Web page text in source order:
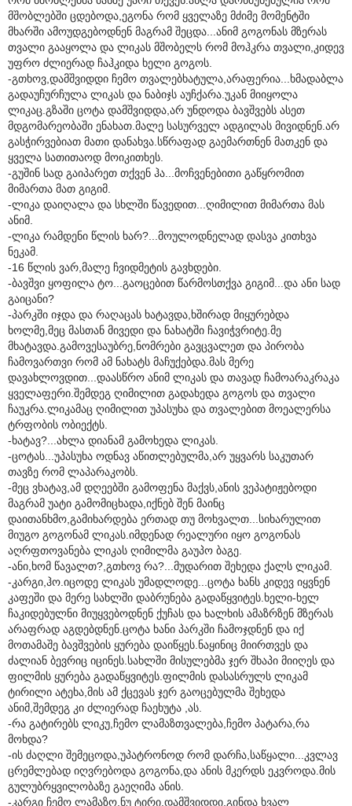
მშობლებში ცდებოდა,ეგონა რომ ყველაზე მძიმე მომენტში
მხარში ამოუდგებოდნენ მაგრამ შეცდა...ანიმ გოგონას მზერას
თვალი გააყოლა და ლიკას მშობელს რომ მოჰკრა თვალი,კიდევ
უფრო ძლიერად ჩაჰკიდა ხელი გოგოს.
-გთხოვ,დამშვიდდი ჩემო თვალებხატულა,არაფერია...ხმადაბლა
გადაუჩურჩულა ლიკას და ნაბიჯს აუჩქარა.უკან მიიყოლა
ლიკაც.გზაში ცოტა დამშვიდდა,არ უნდოდა ბავშვებს ასეთ
მდგომარეობაში ენახათ.მალე სასურველ ადგილას მივიდნენ.არ
გასჭირვებიათ მათი დანახვა.სწრაფად გაემართნენ მათკენ და
ყველა სათითაოდ მოიკითხეს.
-გუშინ სად გაიპარეთ თქვენ ჰა...მოჩვენებითი გაწყრომით
მიმართა მათ გიგიმ.
-ლიკა დაიღალა და სხლში წავედით...ღიმილით მიმართა მას
ანიმ.
-ლიკა რამდენი წლის ხარ?...მოულოდნელად დასვა კითხვა
ნეკამ.
-16 წლის ვარ,მალე ჩვიდმეტის გავხდები.
-ბავშვი ყოფილა ტო...გაოცებით წარმოსთქვა გიგიმ...და ანი სად
გაიცანი?
-პარკში იჯდა და რაღაცას ხატავდა,ხშირად მიყურებდა
ხოლმე,მეც მასთან მივედი და ნახატში ჩავიჭვრიტე.მე
მხატავდა.გამოვესაუბრე,ნომრები გავცვალეთ და პირობა
ჩამოვართვი რომ ამ ნახატს მაჩუქებდა.მას მერე
დავახლოვდით...დაასწრო ანიმ ლიკას და თავად ჩამოარაკრაკა
ყველაფერი.შემდეგ ღიმილით გადახედა გოგოს და თვალი
ჩაუკრა.ლიკამაც ღიმილით უპასუხა და თვალებით მოეალერსა
ტრფობის ობიექტს.
-ხატავ?...ახლა დიანამ გამოხედა ლიკას.
-ცოტას...უპასუხა ოდნავ აწითლებულმა,არ უყვარს საკუთარ
თავზე რომ ლაპარაკობს.
-მეც ვხატავ,ამ დღეებში გამოფენა მაქვს,ანის ვეპატიჟებოდი
მაგრამ უატი გამომიცხადა,იქნებ შენ მაინც
დაითანხმო,გამიხარდება ერთად თუ მოხვალთ...სიხარულით
მიუგო გოგონამ ლიკას.იმდენად რეალური იყო გოგონას
აღრფთოვანება ლიკას ღიმილმა გაუპო ბაგე.
-ანი,ხომ წავალთ?,გთხოვ რა?...მუდარით შეხედა ქალს ლიკამ.
-კარგი,ჰო.იცოდე ლიკას უმადლოდე...ცოტა ხანს კიდევ იყვნენ
კაფეში და მერე სახლში დაბრუნება გადაწყვიტეს.ხელი-ხელ
ჩაკიდებულნი მიუყვებოდნენ ქუჩას და ხალხის ამაზრზენ მზერას
არაფრად აგდებდნენ.ცოტა ხანი პარკში ჩამოჯდნენ და იქ
მოთამაშე ბავშვების ყურება დაიწყეს.ნაყინიც მიირთვეს და
ძალიან ბევრიც იცინეს.სახლში მისულებმა ჯერ შხაპი მიიღეს და
ფილმის ყურება გადაწყვიტეს.ფილმის დასასრულს ლიკამ
ტირილი ატეხა,მის ამ ქცევას ჯერ გაოცებულმა შეხედა
ანიმ,შემდეგ კი ძლიერად ჩაეხუტა ,ას.
-რა გატირებს ლიკუ,ჩემო ლამაზთვალება,ჩემო პატარა,რა
მოხდა?
-ის ძაღლი შემეცოდა,უპატრონოდ რომ დარჩა,საწყალი...კვლავ
ცრემლებად იღვრებოდა გოგონა,და ანის მკერდს ეკვროდა.მის
გულუბრყვილობაზე გაეღიმა ანის.
-კარგი ჩემო ლამაზო,ნუ ტირი,დამშვიდდი,გინდა ხვალ